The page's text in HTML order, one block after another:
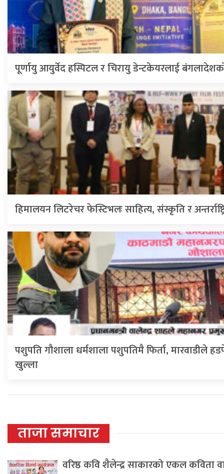
पूर्णायु आयुर्वेद हस्पिटल र चिरायु डेन्टकेयरलाई
हिमालयन लिटरेचर फेस्टिभलः साहित्य, संस्कृति र
पशुपति गौशाला धर्मशाला पशुपतिमै फिर्ता, मारवाडीले
खुल्ला
ताजा समाचार
वरिष्ठ कवि शैलेन्द्र साकारको एकल कविता